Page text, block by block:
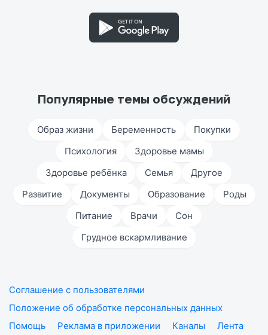
Популярные темы обсуждений
Образ жизни Беременность
Покупки
Психология
Здоровье мамы
Здоровье ребёнка
Семья
Другое
Развитие
Документы Образование
Роды
Питание
Врачи
Сон
Грудное вскармливание
Соглашение с пользователями
Положение об обработке персональных данных
Помощь
Реклама в приложении Каналы Лента